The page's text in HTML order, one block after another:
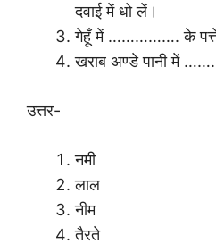
दवाई में धो लें।
गेहूँ में ……………. के
खराब अण्डे पानी में
उत्तर-
नमी
लाल
नीम
तैरते